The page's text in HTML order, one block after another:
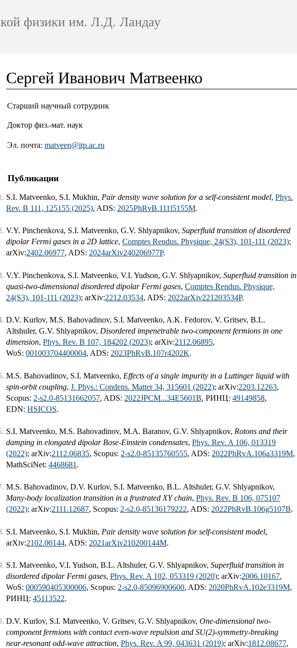
физики им. Л.Д. Ландау
Сергей Иванович Матвеенко
Старший научный сотрудник
Доктор физ.-мат. наук
Эл. почта: matveen@itp.ac.ru
Публикации
S.I. Matveenko, S.I. Mukhin, Pair density wave solution for a self-consistent model, Phys.
Rev. B 111, 125155 (2025), ADS: 2025PhRvB.111l5155M.
V.Y. Pinchenkova, S.I. Matveenko, G.V. Shlyapnikov, Superfluid transition of disordered
dipolar Fermi gases in a 2D lattice, Comptes Rendus. Physique, 24(S3), 101-111 (2023);
arXiv:2402.06977, ADS: 2024arXiv240206977P.
V.Y. Pinchenkova, S.I. Matveenko, V.I. Yudson, G.V. Shlyapnikov, Superfluid transition in
quasi-two-dimensional disordered dipolar Fermi gases, Comptes Rendus. Physique,
24(S3), 101-111 (2023); arXiv:2212.03534, ADS: 2022arXiv221203534P.
D.V. Kurlov, M.S. Bahovadinov, S.I. Matveenko, A.K. Fedorov, V. Gritsev, B.L.
Altshuler, G.V. Shlyapnikov, Disordered impenetrable two-component fermions in one
dimension, Phys. Rev. B 107, 184202 (2023); arXiv:2112.06895,
WoS: 001003704400004, ADS: 2023PhRvB.107r4202K.
M.S. Bahovadinov, S.I. Matveenko, Effects of a single impurity in a Luttinger liquid with
spin-orbit coupling, J. Phys.: Condens. Matter 34, 315601 (2022); arXiv:2203.12263,
Scopus: 2-s2.0-85131662057, ADS: 2022JPCM...34E5601B, РИНЦ: 49149858,
EDN: HSICOS.
S.I. Matveenko, M.S. Bahovadinov, M.A. Baranov, G.V. Shlyapnikov, Rotons and their
damping in elongated dipolar Bose-Einstein condensates, Phys. Rev. A 106, 013319
(2022); arXiv:2112.06835, Scopus: 2-s2.0-85135760555, ADS: 2022PhRvA.106a3319M,
MathSciNet: 4468681 .
M.S. Bahovadinov, D.V. Kurlov, S.I. Matveenko, B.L. Altshuler, G.V. Shlyapnikov,
Many-body localization transition in a frustrated XY chain, Phys. Rev. B 106, 075107
(2022); arXiv:2111.12687, Scopus: 2-s2.0-85136179222, ADS: 2022PhRvB.106g5107B.
S.I. Matveenko, S.I. Mukhin, Pair density wave solution for self-consistent model,
arXiv:2102.00144, ADS: 2021arXiv210200144M.
S.I. Matveenko, V.I. Yudson, B.L. Altshuler, G.V. Shlyapnikov, Superfluid transition in
disordered dipolar Fermi gases, Phys. Rev. A 102, 053319 (2020); arXiv:2006.10167,
WoS: 000590405300006, Scopus: 2-s2.0-85096900600, ADS: 2020PhRvA.102e3319M,
РИНЦ: 45113522.
D.V. Kurlov, S.I. Matveenko, V. Gritsev, G.V. Shlyapnikov, One-dimensional two-
component fermions with contact even-wave repulsion and SU(2)-symmetry-breaking
near-resonant odd-wave attraction, Phys. Rev. A 99, 043631 (2019); arXiv:1812.08677,